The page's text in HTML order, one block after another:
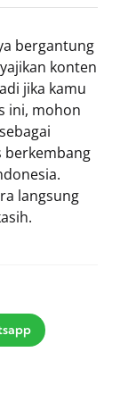
bergantung
konten
jika kamu
ini, mohon
berkembang
langsung